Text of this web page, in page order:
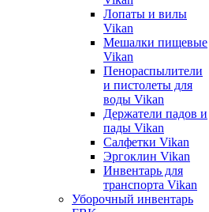
Лопаты и вилы
Vikan
Мешалки пищевые
Vikan
Пенораспылители
и пистолеты для
воды Vikan
Держатели падов и
пады Vikan
Салфетки Vikan
Эргоклин Vikan
Инвентарь для
транспорта Vikan
Уборочный инвентарь